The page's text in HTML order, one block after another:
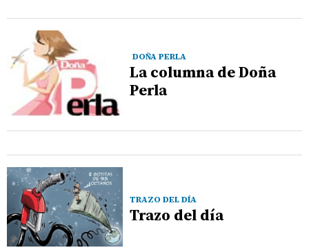
DOÑA PERLA
La columna de Doña
Perla
TRAZO DEL DÍA
Trazo del día